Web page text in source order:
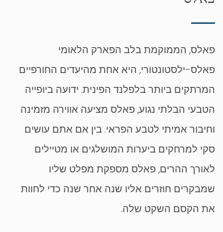
פאלס, הממוקמת בלב הפארק הלאומי
פאלס-ילסטונטורי, היא אחת מהיעדים החורפיים
המרתקים ביותר בלפלנד הפינית. ידועה ביופייה
הטבעי הבלתי נגוע, פאלס מציעה אווירה מזמינה
וחיבור אמיתי לטבע הפראי. בין אם אתם עושים
סקי למרחקים ביערות המושלגים או מטיילים
לאורך ההרים, פאלס מספקת מפלט שליו
שמבקרים חוזרים אליו שנה אחר שנה כדי לחוות
את הקסם השקט שלה.